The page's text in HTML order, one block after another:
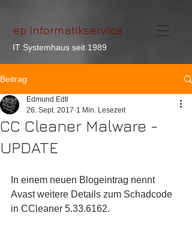
ep informatikservice
IT Systemhaus seit 1989
Beitrag
CC Cleaner Malware -
UPDATE
Edmund Edtl
26. Sept. 2017 1 Min. Lesezeit
In einem neuen Blogeintrag nennt
Avast weitere Details zum Schadcode
in CCleaner 5.33.6162.